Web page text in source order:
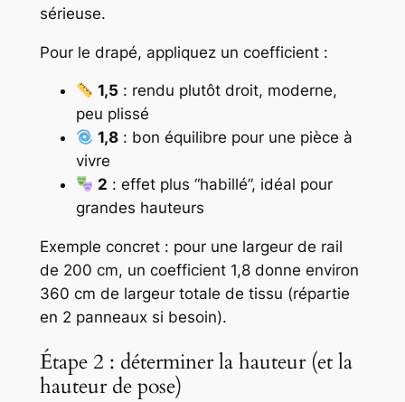
sérieuse.
Pour le drapé, appliquez un coefficient :
1,5 : rendu plutôt droit, moderne,
peu plissé
1,8: bon équilibre pour une pièce à
vivre
2 : effet plus “habillé”, idéal pour
grandes hauteurs
Exemple concret : pour une largeur de rail
de 200 cm, un coefficient 1,8 donne environ
360 cm de largeur totale de tissu (répartie
en 2 panneaux si besoin).
Étape 2 : déterminer la hauteur (et la
hauteur de pose)